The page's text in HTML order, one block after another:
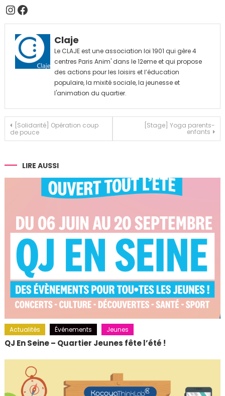
Instagram
Facebook
Claje
Le CLAJE est une association loi 1901 qui gère 4
centres Paris Anim' dans le 12eme et qui propose
des actions pour les loisirs et l’éducation
populaire, la mixité sociale, la jeunesse et
l'animation du quartier.
Navigation
de
l’article
[Solidarité] Opération coup
de pouce
[Stage] Yoga parents-
enfants
LIRE AUSSI
Actualités Événements Jeunes
QJ En Seine – Quartier Jeunes fête l’été !